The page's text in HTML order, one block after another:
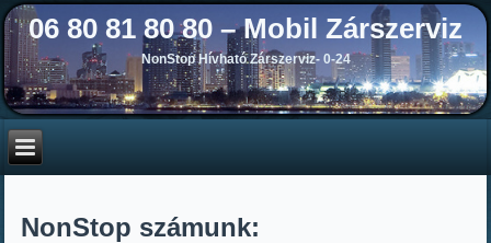
06 80 81 80 80 – Mobil Zárszerviz
NonStop Hívható Zárszerviz- 0-24
NonStop számunk: